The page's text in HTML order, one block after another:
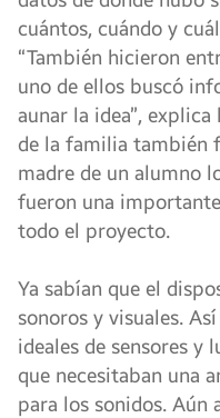
cuántos, cuándo y
“También hicieron
uno de ellos buscó
aunar la idea”,
de la familia también
madre de un alumno
fueron una
todo el proyecto.
Ya sabían que el
sonoros y visuales.
ideales de sensores y
que necesitaban una
para los sonidos.